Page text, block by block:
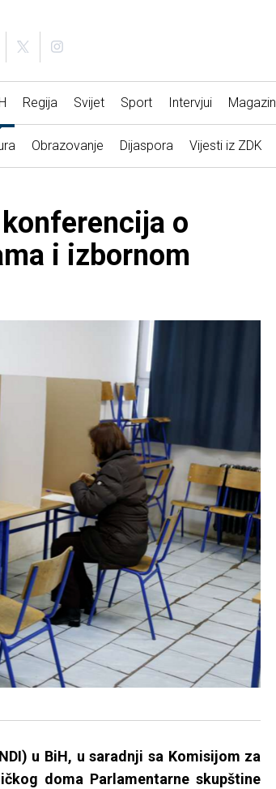
Regija Svijet Sport Intervjui Magazin
Obrazovanje Dijaspora Vijesti iz ZDK
o
i izbornom
u BiH, u saradnji sa Komisijom za
doma Parlamentarne skupštine